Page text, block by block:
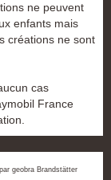
ne peuvent
enfants mais
créations ne sont
cas
France
geobra Brandstätter